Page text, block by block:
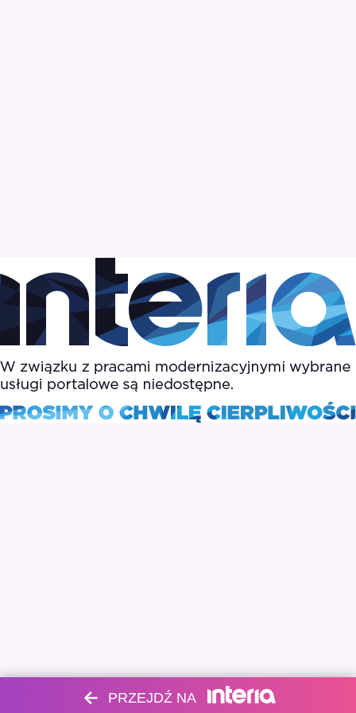
PRZEJDŹ NA